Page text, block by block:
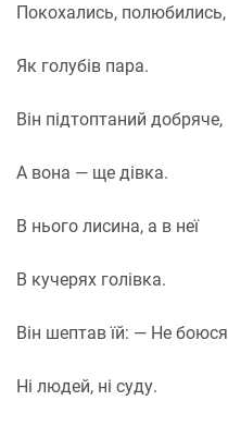
Покохались, полюбились,
Як голубів пара.
Він підтоптаний добряче,
А вона — ще дівка.
В нього лисина, а в неї
В кучерях голівка.
Він шептав їй: — Не боюся
Ні людей, ні суду.